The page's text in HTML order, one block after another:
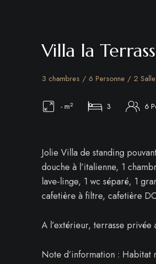
Villa la
3 chambres / 6 Personne / 2
- m2 3 6
Jolie Villa de standing
douche à l’italienne, 1
lave-linge, 1 wc séparé, 1
cafetière à filtre, cafetière
A l’extérieur, terrasse privée
Note d’information : Habitat